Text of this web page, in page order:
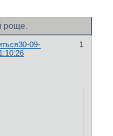
роще.
1
30-09-